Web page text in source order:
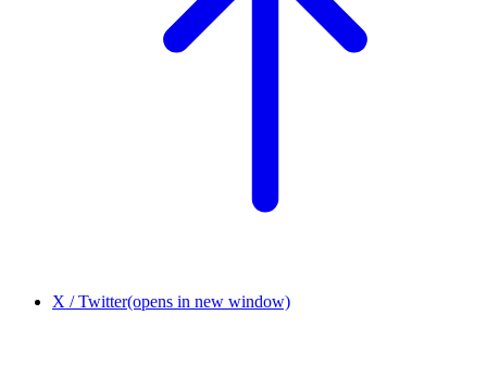
X / Twitter(opens in new window)